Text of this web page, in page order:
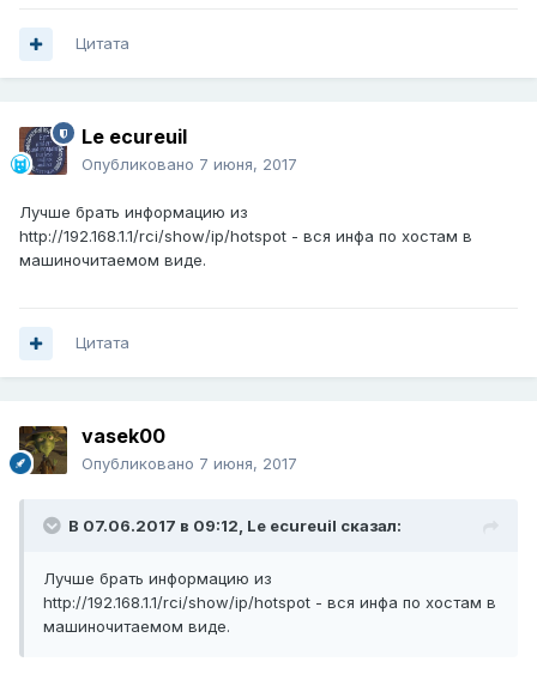
Цитата
Le ecureuil
Опубликовано 7 июня, 2017
Лучше брать информацию из
http://192.168.1.1/rci/show/ip/hotspot - вся инфа по хостам в
машиночитаемом виде.
Цитата
vasek00
Опубликовано 7 июня, 2017
В 07.06.2017 в 09:12, Le ecureuil сказал:
Лучше брать информацию из
http://192.168.1.1/rci/show/ip/hotspot - вся инфа по хостам в
машиночитаемом виде.